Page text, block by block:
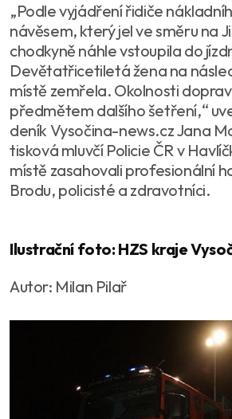
„Podle vyjádření řidiče
návěsem, který jel ve směru na
chodkyně náhle vstoupila do
Devětatřicetiletá žena na
místě zemřela. Okolnosti
předmětem dalšího šetření,“
deník Vysočina-news.cz Jana
tisková mluvčí Policie ČR v
místě zasahovali profesionální
Brodu, policisté a zdravotníci.
Ilustrační foto: HZS kraje
Autor: Milan Pilař